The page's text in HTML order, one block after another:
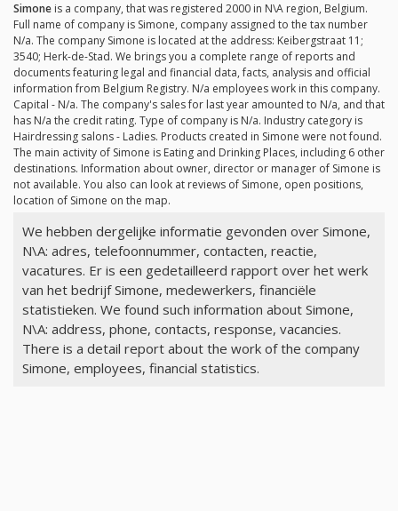
Simone is a company, that was registered 2000 in N\A region, Belgium.
Full name of company is Simone, company assigned to the tax number
N/a. The company Simone is located at the address: Keibergstraat 11;
3540; Herk-de-Stad. We brings you a complete range of reports and
documents featuring legal and financial data, facts, analysis and official
information from Belgium Registry. N/a employees work in this company.
Capital - N/a. The company's sales for last year amounted to N/a, and that
has N/a the credit rating. Type of company is N/a. Industry category is
Hairdressing salons - Ladies. Products created in Simone were not found.
The main activity of Simone is Eating and Drinking Places, including 6 other
destinations. Information about owner, director or manager of Simone is
not available. You also can look at reviews of Simone, open positions,
location of Simone on the map.
We hebben dergelijke informatie gevonden over Simone,
N\A: adres, telefoonnummer, contacten, reactie,
vacatures. Er is een gedetailleerd rapport over het werk
van het bedrijf Simone, medewerkers, financiële
statistieken. We found such information about Simone,
N\A: address, phone, contacts, response, vacancies.
There is a detail report about the work of the company
Simone, employees, financial statistics.